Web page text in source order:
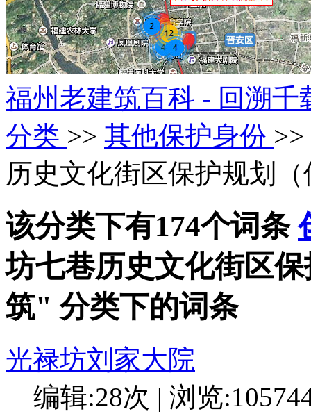
福州老建筑百科 - 回溯
分类 >> 其他保护身份 >>
历史文化街区保护规划
该分类下有174个词条
坊七巷历史文化街区
筑" 分类下的词条
光禄坊刘家大院
编辑:28次 | 浏览